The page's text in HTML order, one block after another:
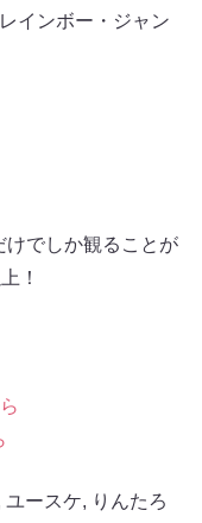
インボー・ジャン
けでしか観ることが
！
ユースケ, りんたろ